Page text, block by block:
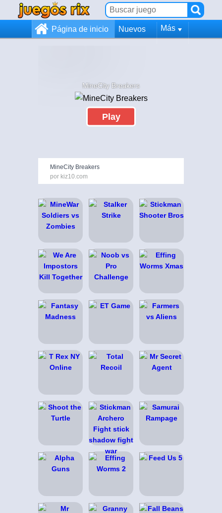
Página de inicio Nuevos Más
MineCity Breakers
Play
MineCity Breakers
por kiz10.com